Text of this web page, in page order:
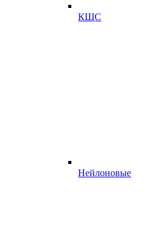
КЩС
Нейлоновые